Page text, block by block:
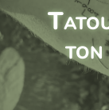
ton